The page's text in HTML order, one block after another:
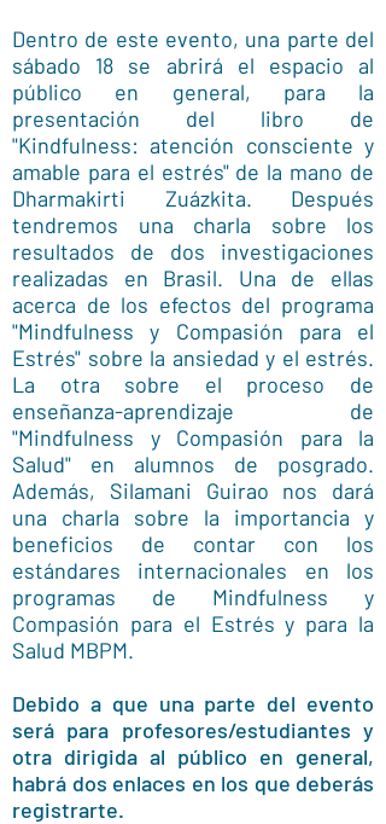
Dentro de este evento, una parte del
sábado 18 se abrirá el espacio al
público en general, para la
presentación del libro de
"Kindfulness: atención consciente y
amable para el estrés" de la mano de
Dharmakirti Zuázkita. Después
tendremos una charla sobre los
resultados de dos investigaciones
realizadas en Brasil. Una de ellas
acerca de los efectos del programa
"Mindfulness y Compasión para el
Estrés" sobre la ansiedad y el estrés.
La otra sobre el proceso de
enseñanza-aprendizaje de
"Mindfulness y Compasión para la
Salud" en alumnos de posgrado.
Además, Silamani Guirao nos dará
una charla sobre la importancia y
beneficios de contar con los
estándares internacionales en los
programas de Mindfulness y
Compasión para el Estrés y para la
Salud MBPM.
Debido a que una parte del evento
será para profesores/estudiantes y
otra dirigida al público en general,
habrá dos enlaces en los que deberás
registrarte.